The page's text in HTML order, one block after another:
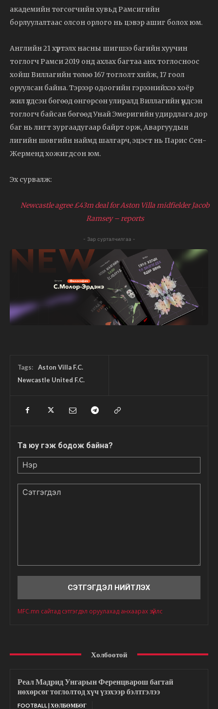
академийн төгсөгчийн хувьд Рамсигийн
борлуулалтаас олсон орлого нь цэвэр ашиг болох юм.
Английн 21 хүртэлх насны шигшээ багийн хуучин
тоглогч Рамси 2019 онд ахлах багтаа анх тоглосноос
хойш Виллагийн төлөө 167 тоглолт хийж, 17 гоол
оруулсан байна. Тэрээр одоогийн гэрээнийхээ хоёр
жил үлдсэн бөгөөд өнгөрсөн улиралд Виллагийн үндсэн
тоглогч байсан бөгөөд Унай Эмеригийн удирдлага дор
баг нь лигт зургаадугаар байрт орж, Аваргуудын
лигийн шөвгийн наймд шалгарч, эцэст нь Парис Сен-
Жерменд хожигдсон юм.
Эх сурвалж:
Newcastle agree £43m deal for Aston Villa midfielder Jacob
Ramsey – reports
- Зар сурталчилгаа -
Tags:
Aston Villa F.C.
Newcastle United F.C.
Та юу гэж бодож байна?
MFC.mn сайтад сэтгэгдэл оруулахад анхаарах зүйлс
Холбоотой
Реал Мадрид Унгарын Ференцварош багтай
нөхөрсөг тоглолтод хүч үзэхээр бэлтгэлээ
FOOTBALL | ХӨЛБӨМБӨГ